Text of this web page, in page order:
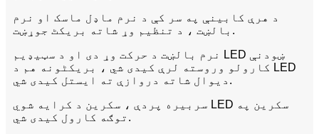
د هرې کابینې په سر کې د نرم ماډل ماسک او نرم
بالښت ، د تنظیم وړ شاته بریکٹ جوړښت.
نرم بالښت د حرکت وړ دی او د سټیډیم LED ښودنې
کارولو وروسته لرې کیدی شي ، بریکٹونه هم د LED
دیوال شاته دروازې ته ایستل کیدی شي.
سربیره پردې ، سکرین د کرایه شوي LED سکرین په
توګه کارول کیدی شي.